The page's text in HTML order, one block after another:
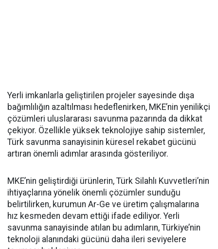
Yerli imkanlarla geliştirilen projeler sayesinde dışa
bağımlılığın azaltılması hedeflenirken, MKE’nin yenilikçi
çözümleri uluslararası savunma pazarında da dikkat
çekiyor. Özellikle yüksek teknolojiye sahip sistemler,
Türk savunma sanayisinin küresel rekabet gücünü
artıran önemli adımlar arasında gösteriliyor.
MKE’nin geliştirdiği ürünlerin, Türk Silahlı Kuvvetleri’nin
ihtiyaçlarına yönelik önemli çözümler sunduğu
belirtilirken, kurumun Ar-Ge ve üretim çalışmalarına
hız kesmeden devam ettiği ifade ediliyor. Yerli
savunma sanayisinde atılan bu adımların, Türkiye’nin
teknoloji alanındaki gücünü daha ileri seviyelere